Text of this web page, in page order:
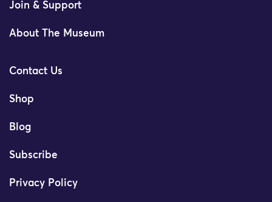
Join & Support
About The Museum
Contact Us
Shop
Blog
Subscribe
Privacy Policy